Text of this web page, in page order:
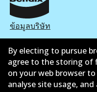
ข้อมูลบริษัท
ซัพพลายเออร์
ติดต่อ
นโยบายความเป็นส่วนตัว
By electing to pursue
agree to the storing of
on your web browser
analyse site usage,